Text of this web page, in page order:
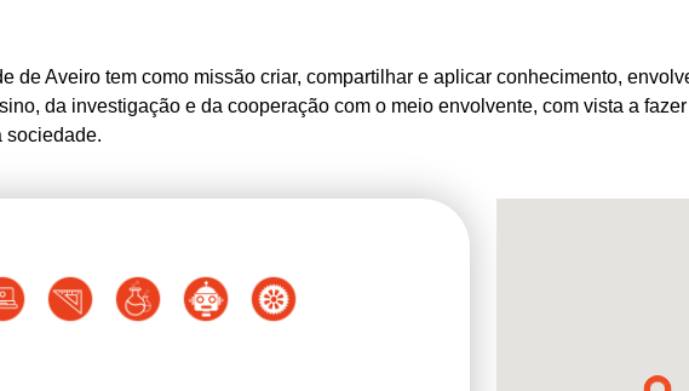
de Aveiro tem como missão criar, compartilhar e aplicar conhecimento,
da investigação e da cooperação com o meio envolvente, com vista a
sociedade.